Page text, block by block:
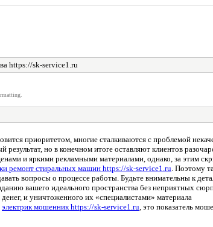
https://sk-service1.ru
приоритетом, многие сталкиваются с проблемой
результат, но в конечном итоге оставляют клиентов
и яркими рекламными материалами, однако, за этим
ремонт стиральных машин https://sk-service1.ru . Поэтому
вопросы о процессе работы. Будьте внимательны к
вашего идеального пространства без неприятных
и уничтоженного их «специалистами» материала
электрик мошенник https://sk-service1.ru , это показатель